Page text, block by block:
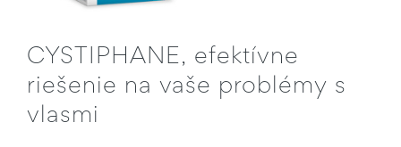
CYSTIPHANE, efektívne
riešenie na vaše problémy s
vlasmi